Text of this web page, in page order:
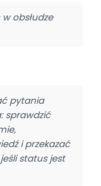
obsłudze
pytania
sprawdzić
i przekazać
status jest